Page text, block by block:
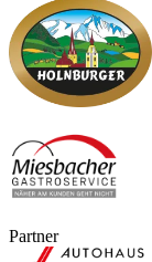
Partner